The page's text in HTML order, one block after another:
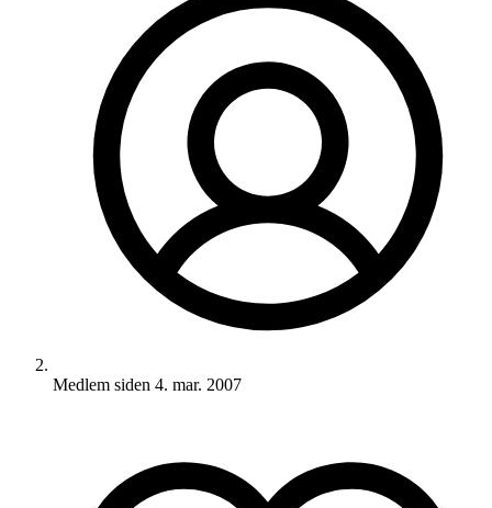
Medlem siden 4. mar. 2007